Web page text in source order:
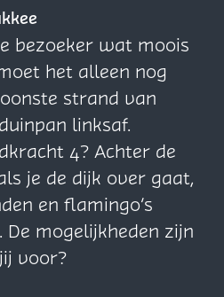
bezoeker wat moois
het alleen nog
strand van
linksaf.
4? Achter de
je de dijk over gaat,
en flamingo’s
mogelijkheden zijn
voor?